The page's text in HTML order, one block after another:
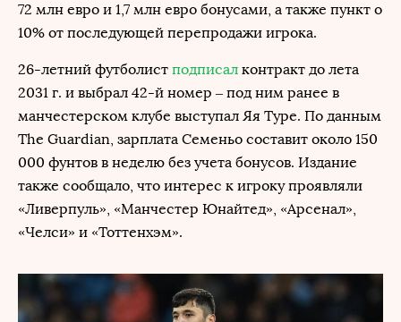
72 млн евро и 1,7 млн евро бонусами, а также пункт о
10% от последующей перепродажи игрока.
26-летний футболист подписал контракт до лета
2031 г. и выбрал 42-й номер – под ним ранее в
манчестерском клубе выступал Яя Туре. По данным
The Guardian, зарплата Семеньо составит около 150
000 фунтов в неделю без учета бонусов. Издание
также сообщало, что интерес к игроку проявляли
«Ливерпуль», «Манчестер Юнайтед», «Арсенал»,
«Челси» и «Тоттенхэм».